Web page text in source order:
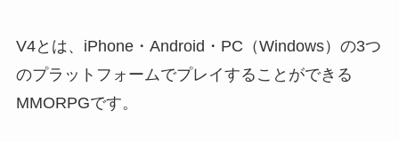
V4とは、iPhone・Android・PC（Windows）の3つ
のプラットフォームでプレイすることができる
MMORPGです。